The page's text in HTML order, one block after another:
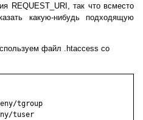
REQUEST_URI, так что всместо
какую-нибудь подходящую
файл .htaccess со
tgroup
tuser